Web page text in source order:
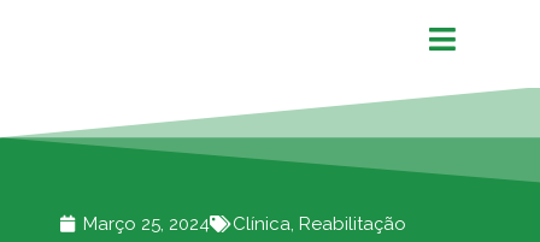
Março 25, 2024 Clínica, Reabilitação